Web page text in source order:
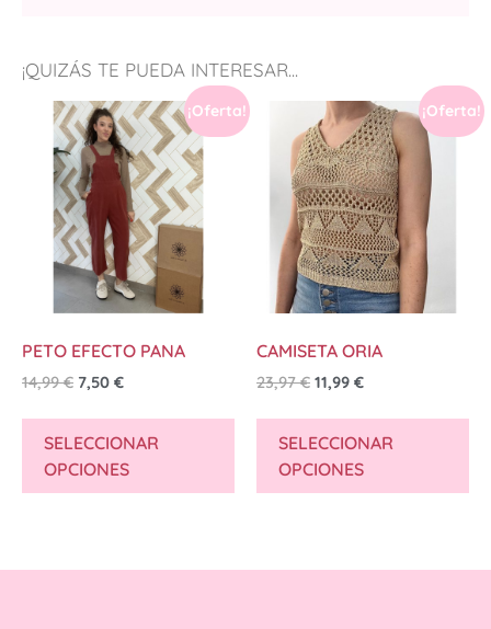
¡QUIZÁS TE PUEDA INTERESAR...
¡Oferta!
PETO EFECTO PANA
14,99€ 7,50 €
SELECCIONAR
OPCIONES
¡Oferta!
CAMISETA ORIA
23,97€ 11,99 €
SELECCIONAR
OPCIONES